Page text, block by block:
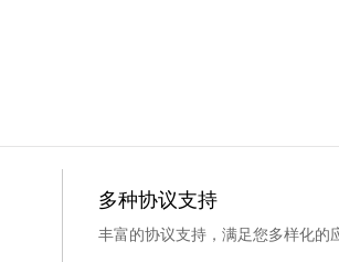
多种协议支持
丰富的协议支持，满足您多样化的